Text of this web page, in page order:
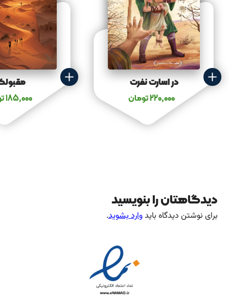
در اسارت نفرت
220,000تومان 185,000
دیدگاهتان را بنویسید
برای نوشتن دیدگاه بایدوارد بشوید.